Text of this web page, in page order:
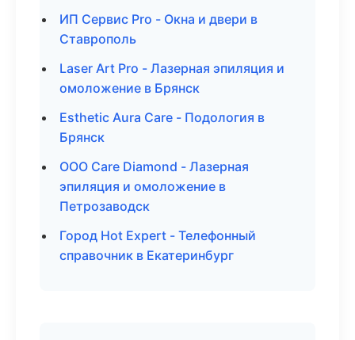
ИП Сервис Pro - Окна и двери в
Ставрополь
Laser Art Pro - Лазерная эпиляция и
омоложение в Брянск
Esthetic Aura Care - Подология в
Брянск
ООО Care Diamond - Лазерная
эпиляция и омоложение в
Петрозаводск
Город Hot Expert - Телефонный
справочник в Екатеринбург